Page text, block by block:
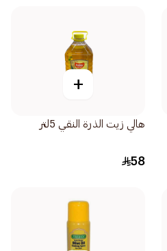
+
هالي زيت الذرة النقي 5لتر
58